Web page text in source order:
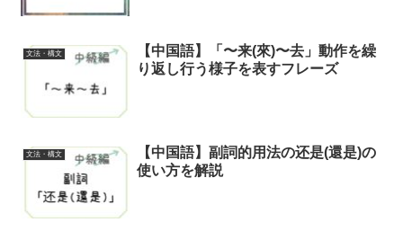
文法・構文
【中国語】「〜来(來)〜去」動作を繰
り返し行う様子を表すフレーズ
文法・構文
【中国語】副詞的用法の还是(還是)の
使い方を解説